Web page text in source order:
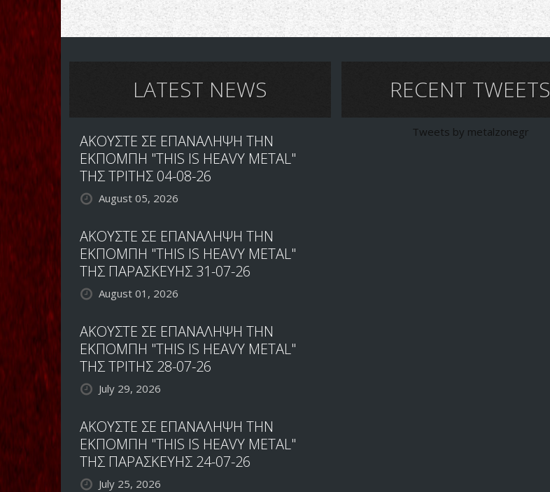
LATEST NEWS
ΑΚΟΥΣΤΕ ΣΕ ΕΠΑΝΑΛΗΨΗ ΤΗΝ
ΕΚΠΟΜΠΗ "THIS IS HEAVY METAL"
ΤΗΣ ΤΡΙΤΗΣ 04-08-26
August 05, 2026
ΑΚΟΥΣΤΕ ΣΕ ΕΠΑΝΑΛΗΨΗ ΤΗΝ
ΕΚΠΟΜΠΗ "THIS IS HEAVY METAL"
ΤΗΣ ΠΑΡΑΣΚΕΥΗΣ 31-07-26
August 01, 2026
ΑΚΟΥΣΤΕ ΣΕ ΕΠΑΝΑΛΗΨΗ ΤΗΝ
ΕΚΠΟΜΠΗ "THIS IS HEAVY METAL"
ΤΗΣ ΤΡΙΤΗΣ 28-07-26
July 29, 2026
ΑΚΟΥΣΤΕ ΣΕ ΕΠΑΝΑΛΗΨΗ ΤΗΝ
ΕΚΠΟΜΠΗ "THIS IS HEAVY METAL"
ΤΗΣ ΠΑΡΑΣΚΕΥΗΣ 24-07-26
July 25, 2026
RECENT TWEETS
Tweets by metalzonegr